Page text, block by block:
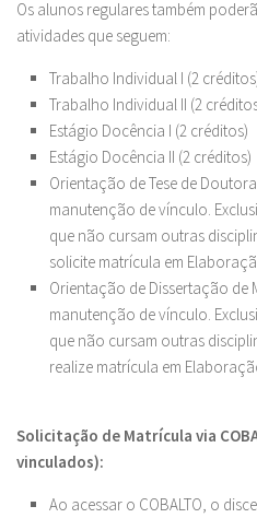
Os alunos regulares também
atividades que seguem:
Trabalho Individual I (2
Trabalho Individual II (2
Estágio Docência I (2 créditos)
Estágio Docência II (2 créditos)
Orientação de Tese de
manutenção de vínculo.
que não cursam outras
solicite matrícula em
Orientação de Dissertação de
manutenção de vínculo.
que não cursam outras
realize matrícula em
Solicitação de Matrícula via
vinculados):
Ao acessar o COBALTO, o